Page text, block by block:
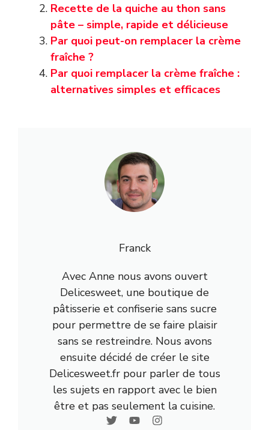
Recette de la quiche au thon sans
pâte – simple, rapide et délicieuse
Par quoi peut-on remplacer la crème
fraîche ?
Par quoi remplacer la crème fraîche :
alternatives simples et efficaces
Franck
Avec Anne nous avons ouvert
Delicesweet, une boutique de
pâtisserie et confiserie sans sucre
pour permettre de se faire plaisir
sans se restreindre. Nous avons
ensuite décidé de créer le site
Delicesweet.fr pour parler de tous
les sujets en rapport avec le bien
être et pas seulement la cuisine.